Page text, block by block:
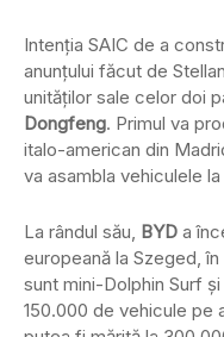
Intenția SAIC de a
anunțului făcut de
unităților sale celor doi
Dongfeng. Primul va
italo-american din
va asambla vehiculele
La rândul său, BYD a
europeană la Szeged,
sunt mini-Dolphin Surf
150.000 de vehicule pe